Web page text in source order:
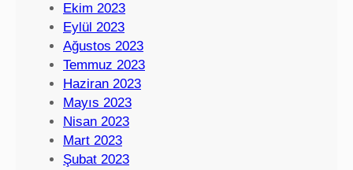
Ekim 2023
Eylül 2023
Ağustos 2023
Temmuz 2023
Haziran 2023
Mayıs 2023
Nisan 2023
Mart 2023
Şubat 2023